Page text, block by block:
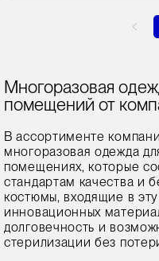
Многоразовая
помещений от
В ассортименте
многоразовая одежда
помещениях, которые
стандартам качества и
костюмы, входящие в
инновационных
долговечность и
стерилизации без